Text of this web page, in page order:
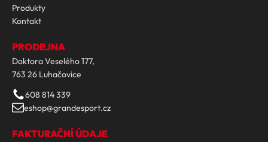
Produkty
Kontakt
PRODEJNA
Doktora Veselého 177,
763 26 Luhačovice
608 814 339
eshop@grandesport.cz
FAKTURAČNÍ ÚDAJE